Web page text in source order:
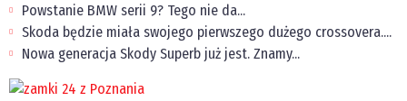
Powstanie BMW serii 9? Tego nie da...
Skoda będzie miała swojego pierwszego dużego crossovera....
Nowa generacja Skody Superb już jest. Znamy...